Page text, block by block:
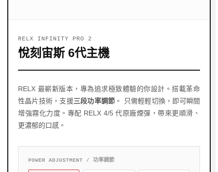
RELX INFINITY PRO 2
悅刻宙斯 6代主機
RELX 最嶄新版本，專為追求極致體驗的你設計。搭載革命
性晶片技術，支援三段功率調節 。 只需輕輕切換，即可瞬間
增強霧化力度。專配 RELX 4/5 代原廠煙彈，帶來更順滑、
更濃郁的口感。
POWER ADJUSTMENT / 功率調節